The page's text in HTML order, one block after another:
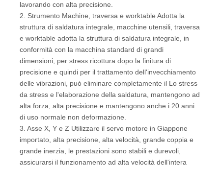
lavorando con alta precisione.
2. Strumento Machine, traversa e worktable Adotta la
struttura di saldatura integrale, macchine utensili, traversa
e worktable adotta la struttura di saldatura integrale, in
conformità con la macchina standard di grandi
dimensioni, per stress ricottura dopo la finitura di
precisione e quindi per il trattamento dell'invecchiamento
delle vibrazioni, può eliminare completamente il Lo stress
da stress e l'elaborazione della saldatura, mantengono ad
alta forza, alta precisione e mantengono anche i 20 anni
di uso normale non deformazione.
3. Asse X, Y e Z Utilizzare il servo motore in Giappone
importato, alta precisione, alta velocità, grande coppia e
grande inerzia, le prestazioni sono stabili e durevoli,
assicurarsi il funzionamento ad alta velocità dell'intera